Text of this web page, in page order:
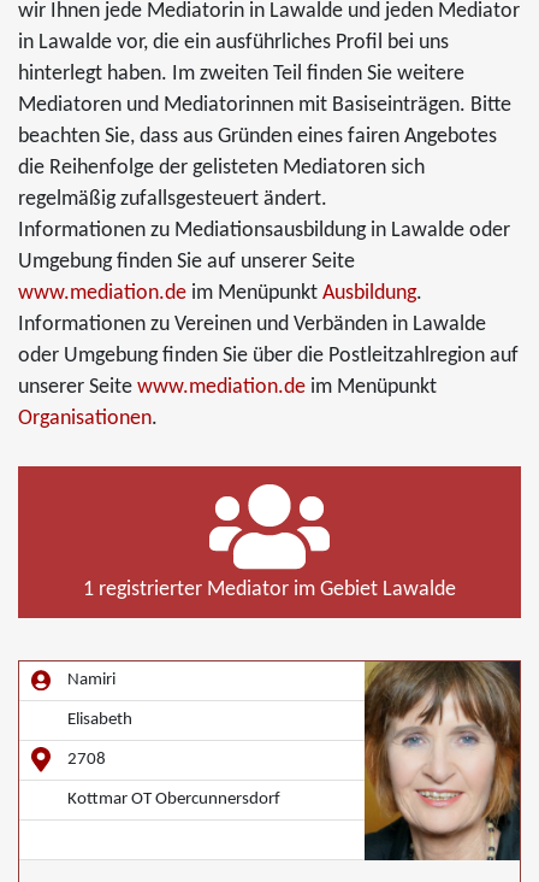
wir Ihnen jede Mediatorin in Lawalde und jeden Mediator
in Lawalde vor, die ein ausführliches Profil bei uns
hinterlegt haben. Im zweiten Teil finden Sie weitere
Mediatoren und Mediatorinnen mit Basiseinträgen. Bitte
beachten Sie, dass aus Gründen eines fairen Angebotes
die Reihenfolge der gelisteten Mediatoren sich
regelmäßig zufallsgesteuert ändert.
Informationen zu Mediationsausbildung in Lawalde oder
Umgebung finden Sie auf unserer Seite
www.mediation.de im Menüpunkt Ausbildung.
Informationen zu Vereinen und Verbänden in Lawalde
oder Umgebung finden Sie über die Postleitzahlregion auf
unserer Seite www.mediation.de im Menüpunkt
Organisationen.
1 registrierter Mediator im Gebiet Lawalde
Namiri
Elisabeth
2708
Kottmar OT Obercunnersdorf